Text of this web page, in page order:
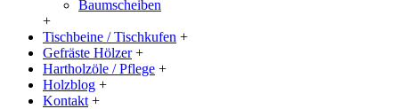
Baumscheiben
+
Tischbeine / Tischkufen +
Gefräste Hölzer +
Hartholzöle / Pflege +
Holzblog +
Kontakt +